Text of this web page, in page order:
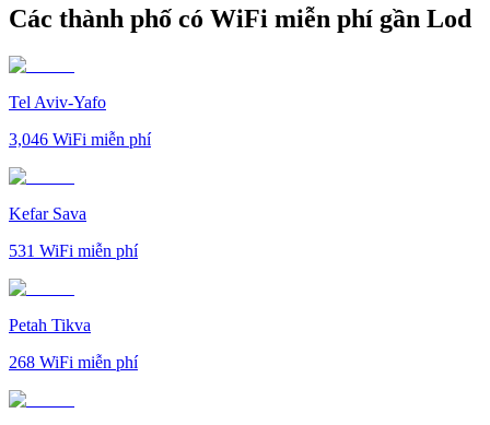
Các thành phố có WiFi miễn phí gần Lod
Tel Aviv-Yafo
3,046 WiFi miễn phí
Kefar Sava
531 WiFi miễn phí
Petah Tikva
268 WiFi miễn phí